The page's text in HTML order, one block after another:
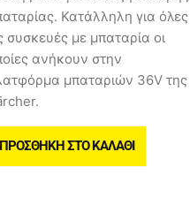
Κατάλληλη για όλες
συσκευές με μπαταρία οι
ανήκουν στην
μπαταριών 36V της
ΠΡΟΣΘΉΚΗ ΣΤΟ ΚΑΛΆΘΙ